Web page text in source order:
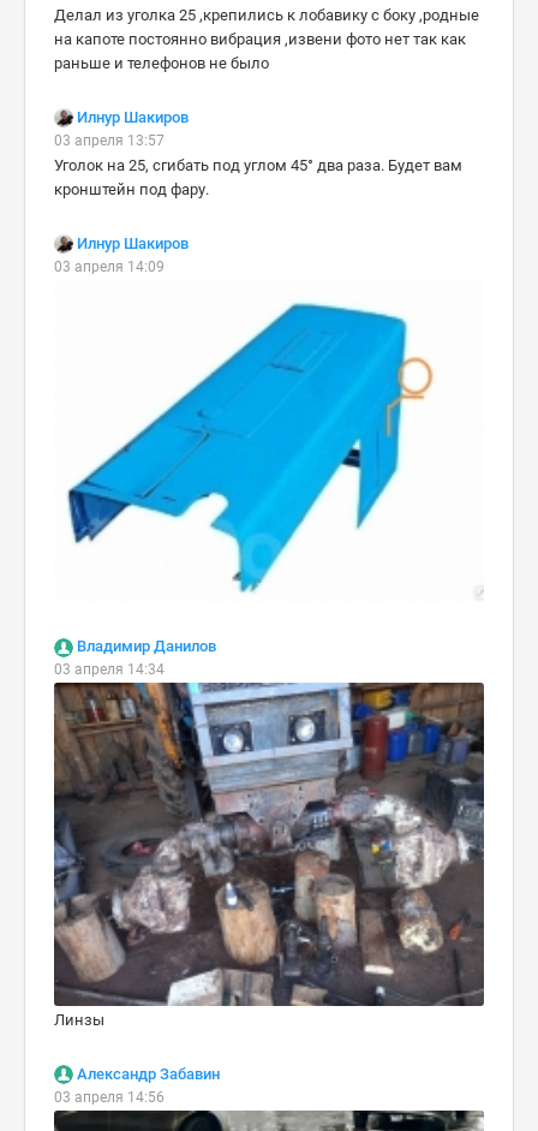
Делал из уголка 25 ,крепились к лобавику с боку ,родные
на капоте постоянно вибрация ,извени фото нет так как
раньше и телефонов не было
Илнур Шакиров
03 апреля 13:57
Уголок на 25, сгибать под углом 45° два раза. Будет вам
кронштейн под фару.
Илнур Шакиров
03 апреля 14:09
Владимир Данилов
03 апреля 14:34
Линзы
Александр Забавин
03 апреля 14:56